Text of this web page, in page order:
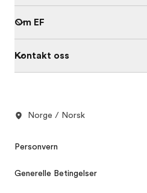
Om EF
Kontakt oss
Norge / Norsk
Personvern
Generelle Betingelser